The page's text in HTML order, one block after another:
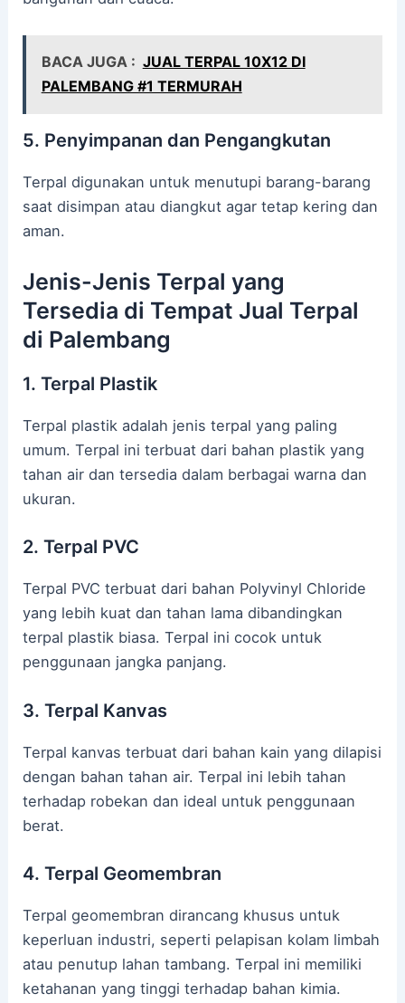
BACA JUGA : JUAL TERPAL 10X12 DI
PALEMBANG #1 TERMURAH
5. Penyimpanan dan Pengangkutan
Terpal digunakan untuk menutupi barang-barang
saat disimpan atau diangkut agar tetap kering dan
aman.
Jenis-Jenis Terpal yang
Tersedia di Tempat Jual Terpal
di Palembang
1. Terpal Plastik
Terpal plastik adalah jenis terpal yang paling
umum. Terpal ini terbuat dari bahan plastik yang
tahan air dan tersedia dalam berbagai warna dan
ukuran.
2. Terpal PVC
Terpal PVC terbuat dari bahan Polyvinyl Chloride
yang lebih kuat dan tahan lama dibandingkan
terpal plastik biasa. Terpal ini cocok untuk
penggunaan jangka panjang.
3. Terpal Kanvas
Terpal kanvas terbuat dari bahan kain yang dilapisi
dengan bahan tahan air. Terpal ini lebih tahan
terhadap robekan dan ideal untuk penggunaan
berat.
4. Terpal Geomembran
Terpal geomembran dirancang khusus untuk
keperluan industri, seperti pelapisan kolam limbah
atau penutup lahan tambang. Terpal ini memiliki
ketahanan yang tinggi terhadap bahan kimia.